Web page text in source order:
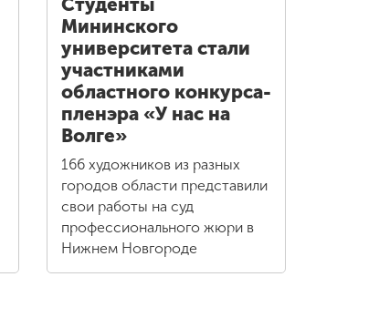
Студенты
Мининского
университета стали
участниками
областного конкурса-
пленэра «У нас на
Волге»
166 художников из разных
городов области представили
свои работы на суд
профессионального жюри в
Нижнем Новгороде